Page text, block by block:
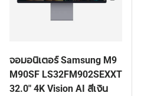
จอมอนิเตอร์ Samsung M9
M90SF LS32FM902SEXXT
32.0" 4K Vision AI สีเงิน